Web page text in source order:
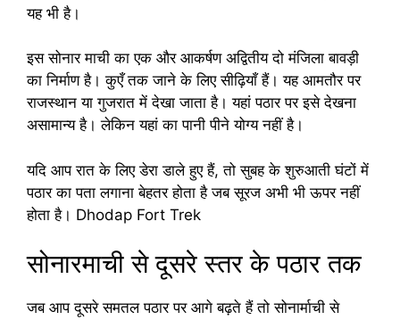
यह भी है।
इस सोनार माची का एक और आकर्षण अद्वितीय दो मंजिला बावड़ी
का निर्माण है। कुएँ तक जाने के लिए सीढ़ियाँ हैं। यह आमतौर पर
राजस्थान या गुजरात में देखा जाता है। यहां पठार पर इसे देखना
असामान्य है। लेकिन यहां का पानी पीने योग्य नहीं है।
यदि आप रात के लिए डेरा डाले हुए हैं, तो सुबह के शुरुआती घंटों में
पठार का पता लगाना बेहतर होता है जब सूरज अभी भी ऊपर नहीं
होता है। Dhodap Fort Trek
सोनारमाची से दूसरे स्तर के पठार तक
जब आप दूसरे समतल पठार पर आगे बढ़ते हैं तो सोनार्माची से